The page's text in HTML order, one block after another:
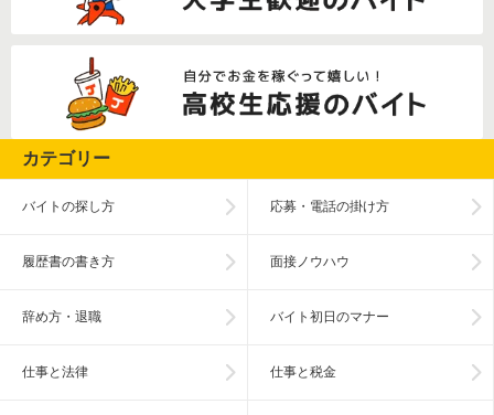
カテゴリー
バイトの探し方 応募・電話の掛け方
履歴書の書き方 面接ノウハウ
辞め方・退職 バイト初日のマナー
仕事と法律 仕事と税金